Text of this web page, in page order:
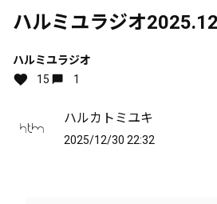
ハルミユラジオ
ハルミユラジオ
15
1
ハルカトミユキ
2025/12/30 22:32